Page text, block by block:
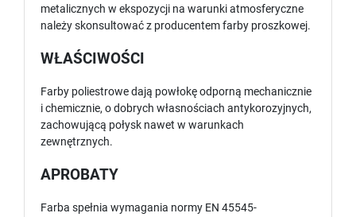
metalicznych w ekspozycji na warunki atmosferyczne
należy skonsultować z producentem farby proszkowej.
WŁAŚCIWOŚCI
Farby poliestrowe dają powłokę odporną mechanicznie
i chemicznie, o dobrych własnościach antykorozyjnych,
zachowującą połysk nawet w warunkach
zewnętrznych.
APROBATY
Farba spełnia wymagania normy EN 45545-